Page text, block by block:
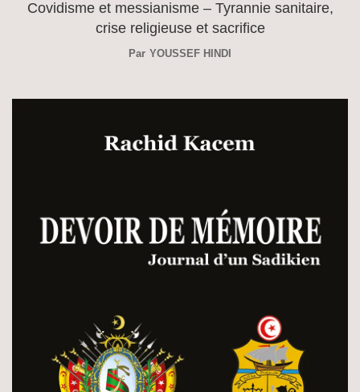
Covidisme et messianisme – Tyrannie sanitaire,
crise religieuse et sacrifice
Par YOUSSEF HINDI